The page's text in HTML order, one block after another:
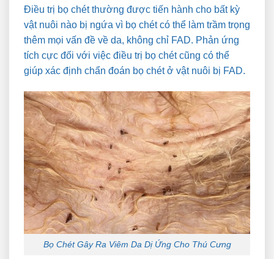
Điều trị bọ chét thường được tiến hành cho bất kỳ
vật nuôi nào bị ngứa vì bọ chét có thể làm trầm trọng
thêm mọi vấn đề về da, không chỉ FAD. Phản ứng
tích cực đối với việc điều trị bọ chét cũng có thể
giúp xác định chẩn đoán bọ chét ở vật nuôi bị FAD.
Bọ Chét Gây Ra Viêm Da Dị Ứng Cho Thú Cưng